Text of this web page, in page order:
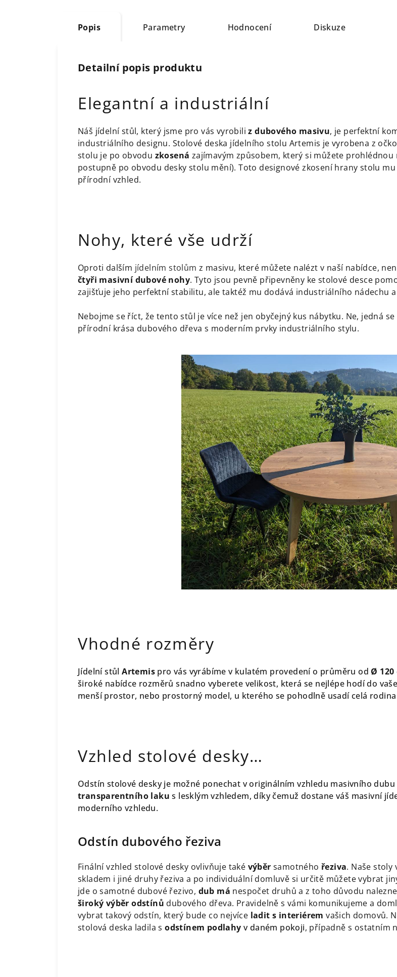
Popis Parametry Hodnocení Diskuze
Detailní popis produktu
Elegantní a industriální
Náš jídelní stůl, který jsme pro vás vyrobiliz dubového masivu, je perfektní
industriálního designu. Stolové deska jídelního stolu Artemis je vyrobena z
stolu je po obvodu zkosená zajímavým způsobem, který si můžete
postupně po obvodu desky stolu mění). Toto designové zkosení hrany stolu
přírodní vzhled.
Nohy, které vše udrží
Oproti dalším jídelním stolům z masivu, které můžete nalézt v naší nabídce,
čtyři masivní dubové nohy. Tyto jsou pevně připevněny ke stolové desce
zajišťuje jeho perfektní stabilitu, ale taktéž mu dodává industriálního nádechu
Nebojme se říct, že tento stůl je více než jen obyčejný kus nábytku. Ne, jedná
přírodní krása dubového dřeva s moderním prvky industriálního stylu.
Vhodné rozměry
Jídelní stůlArtemis pro vás vyrábíme v kulatém provedení o průměru od Ø 120
široké nabídce rozměrů snadno vyberete velikost, která se nejlépe hodí do
menší prostor, nebo prostorný model, u kterého se pohodlně usadí celá
Vzhled stolové desky…
Odstín stolové desky je možné ponechat v originálním vzhledu masivního
transparentního laku s lesklým vzhledem, díky čemuž dostane váš masivní
moderního vzhledu.
Odstín dubového řeziva
Finální vzhled stolové desky ovlivňuje také výběrsamotnéhořeziva. Naše stoly
skladem i jiné druhy řeziva a po individuální domluvě si určitě můžete vybrat
jde o samotné dubové řezivo, dub má nespočet druhů a z toho důvodu
široký výběr odstínů dubového dřeva. Pravidelně s vámi komunikujeme a
vybrat takový odstín, který bude co nejvíce ladit s interiérem vašich domovů.
stolová deska ladila s odstínem podlahyv daném pokoji, případně s ostatním